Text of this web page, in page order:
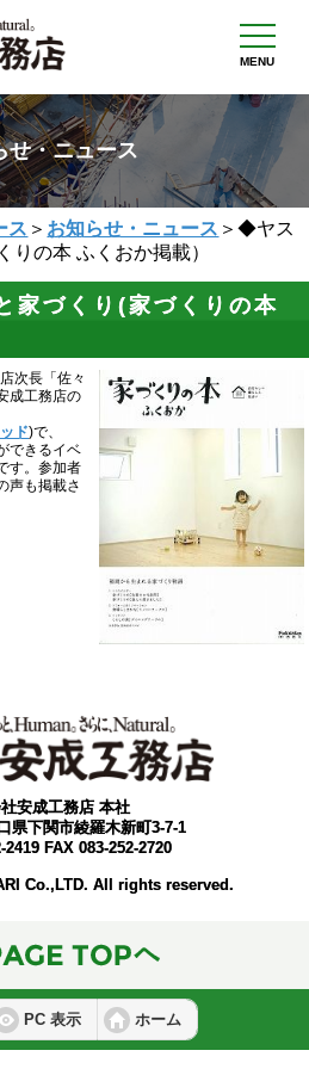
MENU
せ・ニュース
ス ＞ お知らせ・ニュース ＞◆ヤス
りの本 ふくおか掲載）
家づくり(家づくりの本
次長「佐々
成工務店の
ド)で、
できるイベ
す。参加者
声も掲載さ
安成工務店 本社
県下関市綾羅木新町3-7-1
2419 FAX 083-252-2720
Co.,LTD. All rights reserved.
PC 表示 ホーム